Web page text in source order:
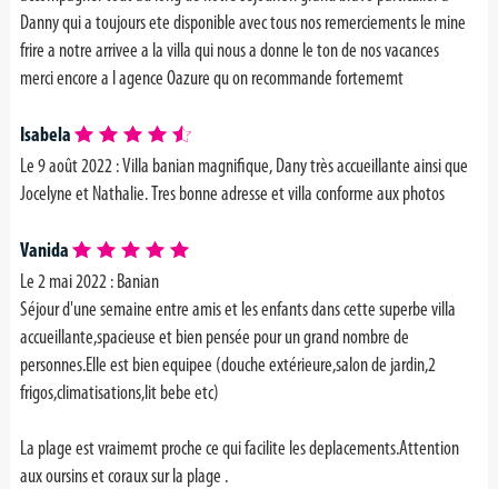
Danny qui a toujours ete disponible avec tous nos remerciements le mine
frire a notre arrivee a la villa qui nous a donne le ton de nos vacances
merci encore a l agence Oazure qu on recommande fortememt
Isabela
Le 9 août 2022 : Villa banian magnifique, Dany très accueillante ainsi que
Jocelyne et Nathalie. Tres bonne adresse et villa conforme aux photos
Vanida
Le 2 mai 2022 :Banian
Séjour d'une semaine entre amis et les enfants dans cette superbe villa
accueillante,spacieuse et bien pensée pour un grand nombre de
personnes.Elle est bien equipee (douche extérieure,salon de jardin,2
frigos,climatisations,lit bebe etc)
La plage est vraimemt proche ce qui facilite les deplacements.Attention
aux oursins et coraux sur la plage .